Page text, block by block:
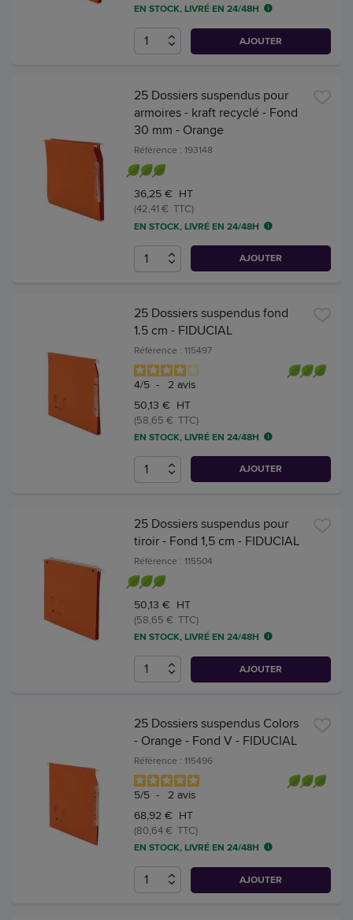
EN STOCK, LIVRÉ EN 24/48H
AJOUTER
25 Dossiers suspendus pour
armoires - kraft recyclé - Fond
30 mm - Orange
Référence : 193148
36,25 € HT
(42,41 € TTC)
EN STOCK, LIVRÉ EN 24/48H
AJOUTER
25 Dossiers suspendus fond
1.5 cm - FIDUCIAL
Référence : 115497
4/5 - 2 avis
50,13 € HT
(58,65 € TTC)
EN STOCK, LIVRÉ EN 24/48H
AJOUTER
25 Dossiers suspendus pour
tiroir - Fond 1,5 cm - FIDUCIAL
Référence : 115504
50,13 € HT
(58,65 € TTC)
EN STOCK, LIVRÉ EN 24/48H
AJOUTER
25 Dossiers suspendus Colors
- Orange - Fond V - FIDUCIAL
Référence : 115496
5/5 - 2 avis
68,92 € HT
(80,64 € TTC)
EN STOCK, LIVRÉ EN 24/48H
AJOUTER